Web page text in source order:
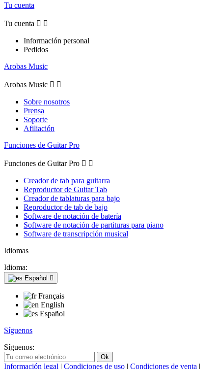
Tu cuenta
Tu cuenta  
Información personal
Pedidos
Arobas Music
Arobas Music  
Sobre nosotros
Prensa
Soporte
Afiliación
Funciones de Guitar Pro
Funciones de Guitar Pro  
Creador de tab para guitarra
Reproductor de Guitar Tab
Creador de tablaturas para bajo
Reproductor de tab de bajo
Software de notación de batería
Software de notación de partituras para piano
Software de transcripción musical
Idiomas
Idioma:
Español 
Français
English
Español
Síguenos
Síguenos:
Información legal | Condiciones de uso | Condiciones de venta |